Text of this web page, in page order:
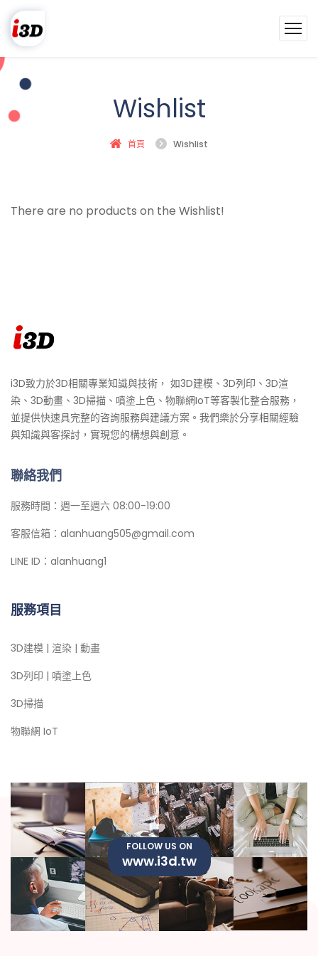
Wishlist
首頁 Wishlist
There are no products on the Wishlist!
i3D致力於3D相關專業知識與技術， 如3D建模、3D列印、3D渲
染、3D動畫、3D掃描、噴塗上色、物聯網IoT等客製化整合服務，
並提供快速具完整的咨詢服務與建議方案。我們樂於分享相關經驗
與知識與客探討，實現您的構想與創意。
聯絡我們
服務時間：週一至週六 08:00-19:00
客服信箱：alanhuang505@gmail.com
LINE ID：alanhuang1
服務項目
3D建模 | 渲染 | 動畫
3D列印 | 噴塗上色
3D掃描
物聯網 IoT
FOLLOW US ON
www.i3d.tw